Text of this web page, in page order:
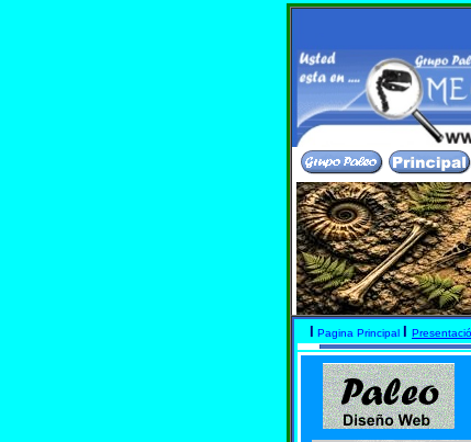
encontraras informacion paleontologica de las
Pagina Principal